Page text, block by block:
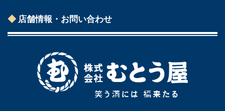
店舗情報・お問い合わせ